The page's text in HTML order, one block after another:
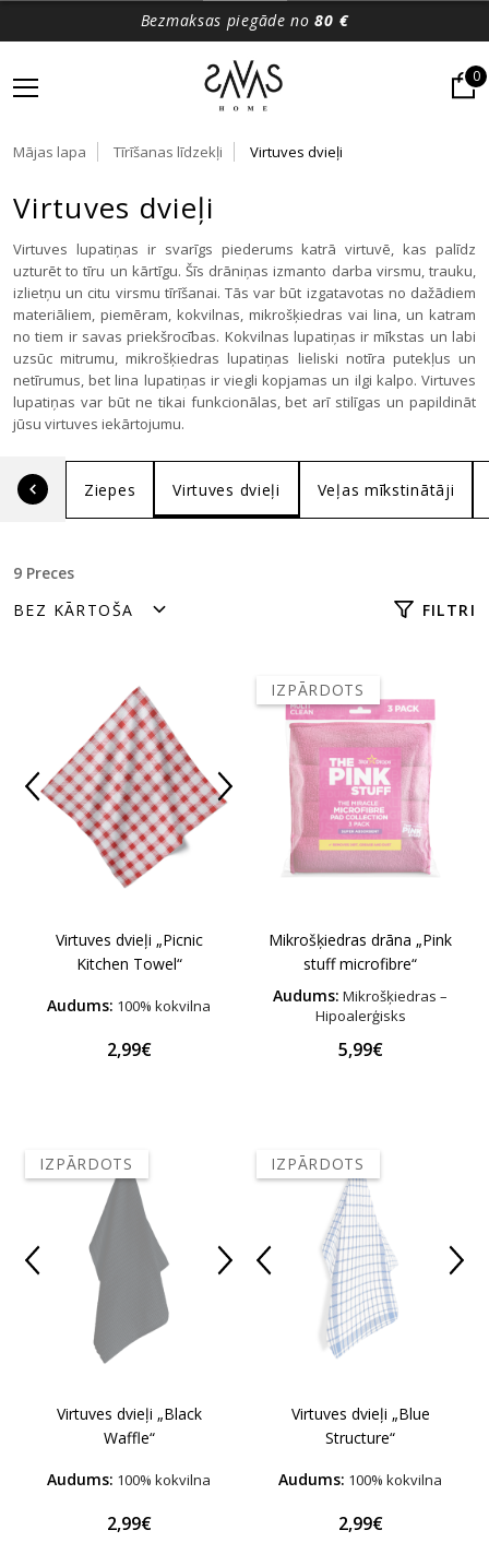
Bezmaksas piegāde no80 €
0
Mājas lapa Tīrīšanas līdzekļi Virtuves dvieļi
Virtuves dvieļi
Virtuves lupatiņas ir svarīgs piederums katrā virtuvē, kas palīdz
uzturēt to tīru un kārtīgu. Šīs drāniņas izmanto darba virsmu, trauku,
izlietņu un citu virsmu tīrīšanai. Tās var būt izgatavotas no dažādiem
materiāliem, piemēram, kokvilnas, mikrošķiedras vai lina, un katram
no tiem ir savas priekšrocības. Kokvilnas lupatiņas ir mīkstas un labi
uzsūc mitrumu, mikrošķiedras lupatiņas lieliski notīra putekļus un
netīrumus, bet lina lupatiņas ir viegli kopjamas un ilgi kalpo. Virtuves
lupatiņas var būt ne tikai funkcionālas, bet arī stilīgas un papildināt
jūsu virtuves iekārtojumu.
Ziepes Virtuves dvieļi Veļas mīkstinātāji
9 Preces
FILTRI
Virtuves dvieļi „Picnic
Kitchen Towel“
Audums: 100% kokvilna
2,99€
IZPĀRDOTS
Mikrošķiedras drāna „Pink
stuff microfibre“
Audums: Mikrošķiedras –
Hipoalerģisks
5,99€
IZPĀRDOTS
Virtuves dvieļi „Black
Waffle“
Audums: 100% kokvilna
2,99€
IZPĀRDOTS
Virtuves dvieļi „Blue
Structure“
Audums: 100% kokvilna
2,99€